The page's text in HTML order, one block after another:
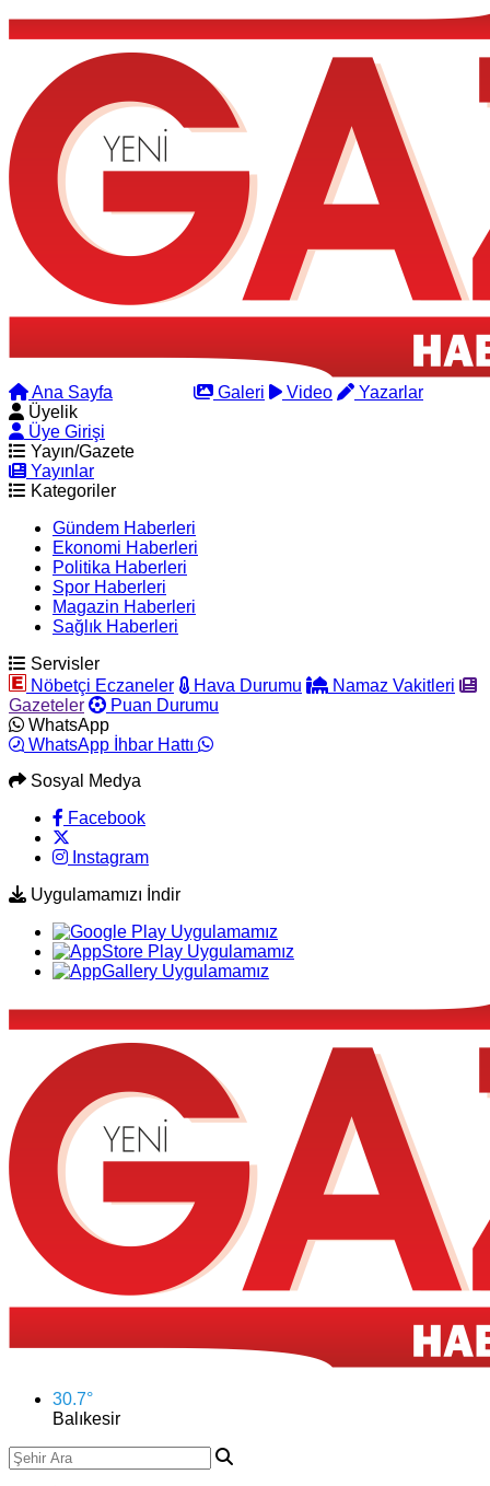
Ana Sayfa Galeri Video
Yazarlar
Üyelik
Üye Girişi
Yayın/Gazete
Yayınlar
Kategoriler
Gündem Haberleri
Ekonomi Haberleri
Politika Haberleri
Spor Haberleri
Magazin Haberleri
Sağlık Haberleri
Servisler
Nöbetçi Eczaneler
Hava Durumu
Namaz Vakitleri
Gazeteler
Puan Durumu
WhatsApp
WhatsApp İhbar Hattı
Sosyal Medya
Facebook
Instagram
Uygulamamızı İndir
30.7°
Balıkesir